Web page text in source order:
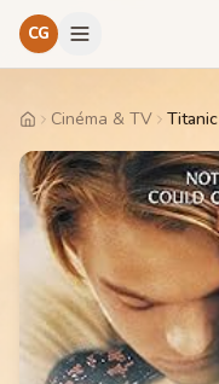
CG
HomeCinéma & TV Titanic